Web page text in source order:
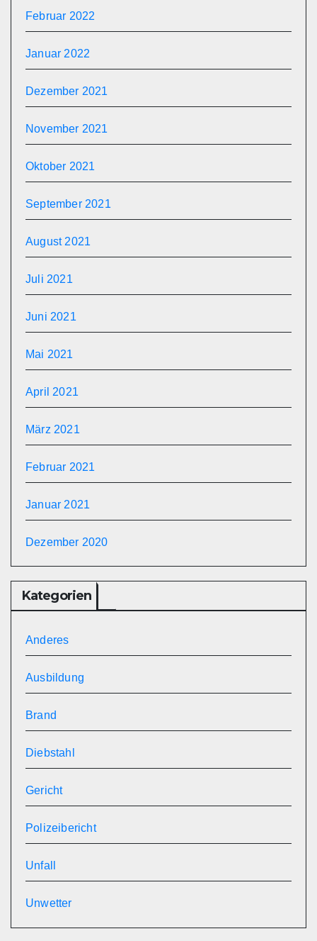
Februar 2022
Januar 2022
Dezember 2021
November 2021
Oktober 2021
September 2021
August 2021
Juli 2021
Juni 2021
Mai 2021
April 2021
März 2021
Februar 2021
Januar 2021
Dezember 2020
Kategorien
Anderes
Ausbildung
Brand
Diebstahl
Gericht
Polizeibericht
Unfall
Unwetter